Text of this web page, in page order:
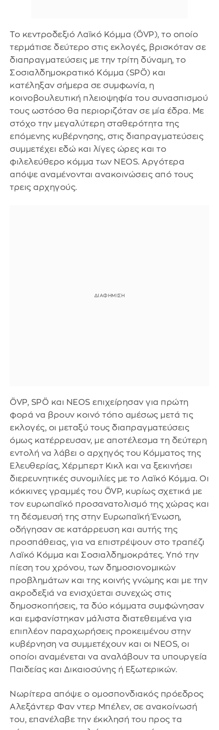
Το κεντροδεξιό Λαϊκό Κόμμα (ÖVP), το οποίο
τερμάτισε δεύτερο στις εκλογές, βρισκόταν σε
διαπραγματεύσεις με την τρίτη δύναμη, το
Σοσιαλδημοκρατικό Κόμμα (SPÖ) και
κατέληξαν σήμερα σε συμφωνία, η
κοινοβουλευτική πλειοψηφία του συνασπισμού
τους ωστόσο θα περιοριζόταν σε μία έδρα. Με
στόχο την μεγαλύτερη σταθερότητα της
επόμενης κυβέρνησης, στις διαπραγματεύσεις
συμμετέχει εδώ και λίγες ώρες και το
φιλελεύθερο κόμμα των NEOS. Αργότερα
απόψε αναμένονται ανακοινώσεις από τους
τρεις αρχηγούς.
ÖVP, SPÖ και NEOS επιχείρησαν για πρώτη
φορά να βρουν κοινό τόπο αμέσως μετά τις
εκλογές, οι μεταξύ τους διαπραγματεύσεις
όμως κατέρρευσαν, με αποτέλεσμα τη δεύτερη
εντολή να λάβει ο αρχηγός του Κόμματος της
Ελευθερίας, Χέρμπερτ Κικλ και να ξεκινήσει
διερευνητικές συνομιλίες με το Λαϊκό Κόμμα. Οι
κόκκινες γραμμές του ÖVP, κυρίως σχετικά με
τον ευρωπαϊκό προσανατολισμό της χώρας και
τη δέσμευσή της στην Ευρωπαϊκή Ένωση,
οδήγησαν σε κατάρρευση και αυτής της
προσπάθειας, για να επιστρέψουν στο τραπέζι
Λαϊκό Κόμμα και Σοσιαλδημοκράτες. Υπό την
πίεση του χρόνου, των δημοσιονομικών
προβλημάτων και της κοινής γνώμης και με την
ακροδεξιά να ενισχύεται συνεχώς στις
δημοσκοπήσεις, τα δύο κόμματα συμφώνησαν
και εμφανίστηκαν μάλιστα διατεθειμένα για
επιπλέον παραχωρήσεις προκειμένου στην
κυβέρνηση να συμμετέχουν και οι NEOS, οι
οποίοι αναμένεται να αναλάβουν τα υπουργεία
Παιδείας και Δικαιοσύνης ή Εξωτερικών.
Νωρίτερα απόψε ο ομοσπονδιακός πρόεδρος
Αλεξάντερ Φαν ντερ Μπέλεν, σε ανακοίνωσή
του, επανέλαβε την έκκλησή του προς τα